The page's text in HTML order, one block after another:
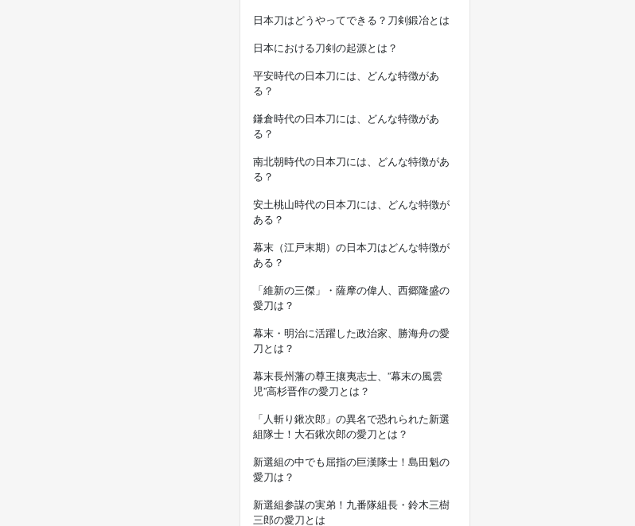
日本刀はどうやってできる？刀剣鍛冶とは
日本における刀剣の起源とは？
平安時代の日本刀には、どんな特徴があ
る？
鎌倉時代の日本刀には、どんな特徴があ
る？
南北朝時代の日本刀には、どんな特徴があ
る？
安土桃山時代の日本刀には、どんな特徴が
ある？
幕末（江戸末期）の日本刀はどんな特徴が
ある？
「維新の三傑」・薩摩の偉人、西郷隆盛の
愛刀は？
幕末・明治に活躍した政治家、勝海舟の愛
刀とは？
幕末長州藩の尊王攘夷志士、”幕末の風雲
児”高杉晋作の愛刀とは？
「人斬り鍬次郎」の異名で恐れられた新選
組隊士！大石鍬次郎の愛刀とは？
新選組の中でも屈指の巨漢隊士！島田魁の
愛刀は？
新選組参謀の実弟！九番隊組長・鈴木三樹
三郎の愛刀とは